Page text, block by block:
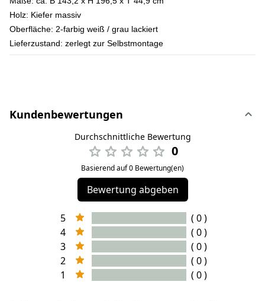
Holz: Kiefer massiv
Oberfläche: 2-farbig weiß / grau lackiert
Lieferzustand: zerlegt zur Selbstmontage
Kundenbewertungen
Durchschnittliche Bewertung
0
Basierend auf 0 Bewertung(en)
Bewertung abgeben
5
( 0 )
4
( 0 )
3
( 0 )
2
( 0 )
1
( 0 )